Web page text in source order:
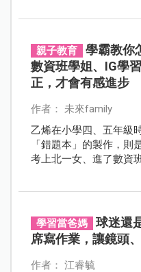
親子教育
學霸教你
數資班學姐、IG學
正，才會有感進步
作者： 未來family
乙烯在小學四、五年級
「錯題本」的製作，
考上北一女、進了數資
學習當爸媽
球迷還
席寫作業，讓鏡頭
作者： 江睿毓